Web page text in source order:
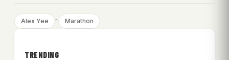
Alex Yee , Marathon
TRENDING